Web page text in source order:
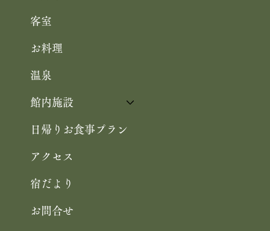
客室
お料理
温泉
館内施設
日帰りお食事プラン
アクセス
宿だより
お問合せ